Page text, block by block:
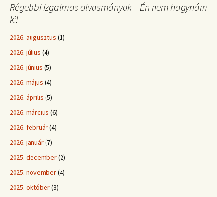
Régebbi izgalmas olvasmányok – Én nem hagynám
ki!
2026. augusztus (1)
2026. július (4)
2026. június (5)
2026. május (4)
2026. április (5)
2026. március (6)
2026. február(4)
2026. január(7)
2025. december(2)
2025. november(4)
2025. október(3)